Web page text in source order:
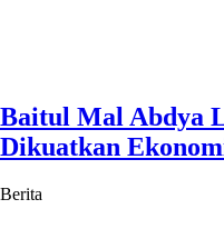
Baitul Mal Abdya
Dikuatkan
Berita